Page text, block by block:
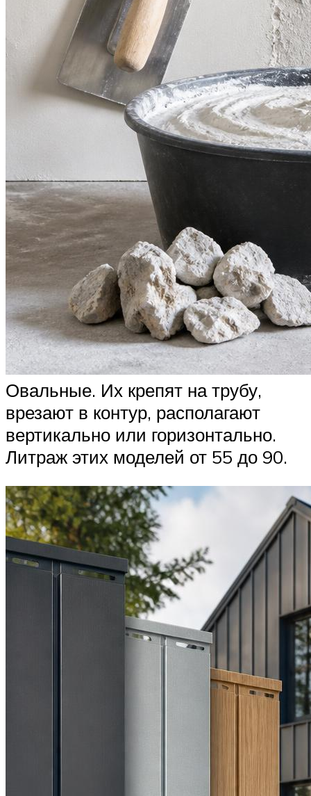
Овальные. Их крепят на трубу,
врезают в контур, располагают
вертикально или горизонтально.
Литраж этих моделей от 55 до 90.